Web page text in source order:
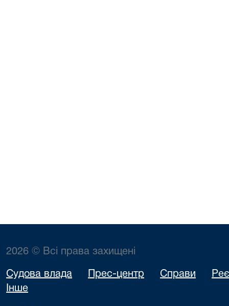
2026 © Всі права захищені
Судова влада Прес-центр Справи
Інше